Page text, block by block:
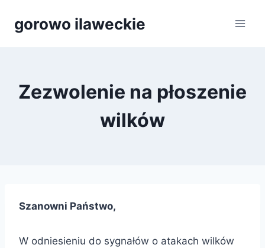
gorowo ilaweckie
Zezwolenie na płoszenie
wilków
Szanowni Państwo,
W odniesieniu do sygnałów o atakach wilków